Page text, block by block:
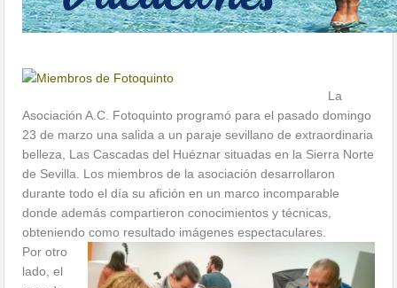
La
Asociación A.C. Fotoquinto programó para el pasado domingo
23 de marzo una salida a un paraje sevillano de extraordinaria
belleza, Las Cascadas del Huéznar situadas en la Sierra Norte
de Sevilla. Los miembros de la asociación desarrollaron
durante todo el día su afición en un marco incomparable
donde además compartieron conocimientos y técnicas,
obteniendo como resultado imágenes espectaculares.
Por otro
lado, el